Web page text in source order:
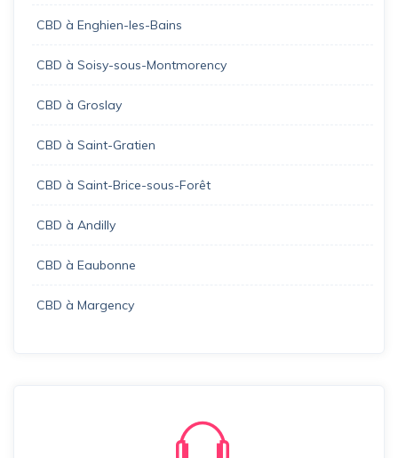
CBD à Enghien-les-Bains
CBD à Soisy-sous-Montmorency
CBD à Groslay
CBD à Saint-Gratien
CBD à Saint-Brice-sous-Forêt
CBD à Andilly
CBD à Eaubonne
CBD à Margency